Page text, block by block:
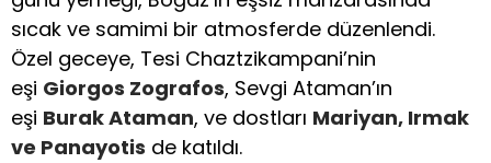
sıcak ve samimi bir atmosferde düzenlendi.
Özel geceye, Tesi Chaztzikampani’nin
eşi Giorgos Zografos, Sevgi Ataman’ın
eşi Burak Ataman, ve dostları Mariyan, Irmak
ve Panayotis de katıldı.